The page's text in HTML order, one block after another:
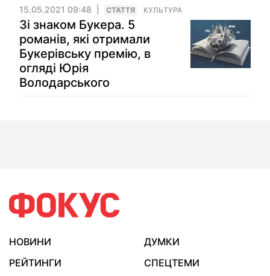
15.05.2021 09:48 СТАТТЯ КУЛЬТУРА
Зі знаком Букера. 5
романів, які отримали
Букерівську премію, в
огляді Юрія
Володарського
НОВИНИ
ДУМКИ
РЕЙТИНГИ
СПЕЦТЕМИ